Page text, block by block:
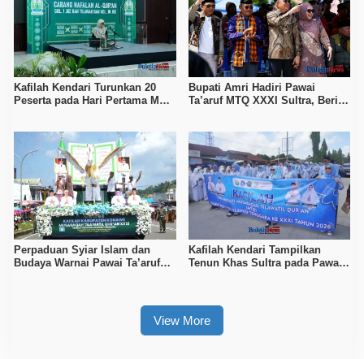
Kafilah Kendari Turunkan 20
Peserta pada Hari Pertama MTQ
Bupati Amri Hadiri Pawai
Ta’aruf MTQ XXXI Sultra, Beri
Perpaduan Syiar Islam dan
Budaya Warnai Pawai Ta’aruf
Kafilah Kendari Tampilkan
Tenun Khas Sultra pada Pawai
View More